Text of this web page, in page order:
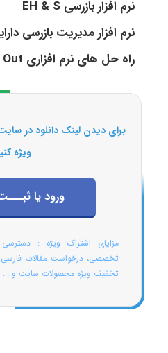
نرم افزار بازرسی EH & S
نرم افزار مدیریت بازرسی
راه حل های نرم افزاری Lock Out Tag Out
برای دیدن لینک دانلود در
ویژه
ورود یا
مزایای اشتراک ویژه : دسترسی
تخصصی، درخواست مقالات فارسی
تخفیف ویژه محصولات سایت و ...